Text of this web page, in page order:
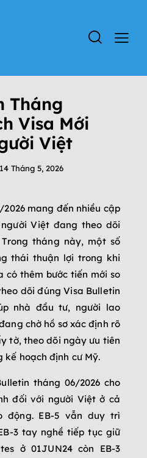
Tháng
Visa Mới
Việt
14 Tháng 5, 2026
mang đến nhiều cập
Việt đang theo dõi
tháng này, một số
thái thuận lợi trong khi
có thêm bước tiến mới so
dõi đúng Visa Bulletin
nhà đầu tư, người lao
chờ hồ sơ xác định rõ
tờ, theo dõi ngày ưu tiên
kế hoạch định cư Mỹ.
tháng 06/2026 cho
đối với người Việt ở cả
động. EB-5 vẫn duy trì
3 tay nghề tiếp tục giữ
ở 01JUN24 còn EB-3